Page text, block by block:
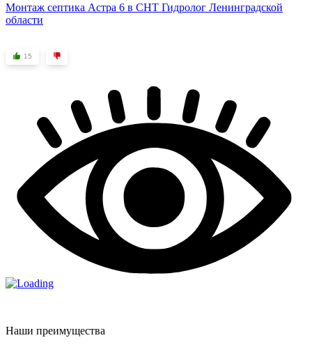
Монтаж септика Астра 6 в СНТ Гидролог Ленинградской
области
15
Наши преимущества